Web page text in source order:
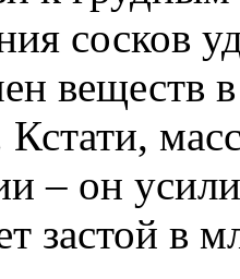
сосков
веществ
– он
застой в